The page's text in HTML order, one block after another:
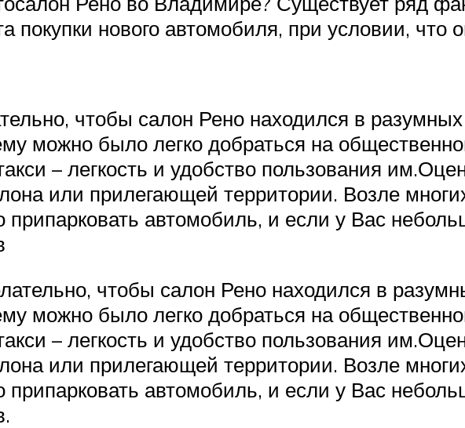
нового автомобиля, при условии, что
чтобы салон Рено находился в
можно было легко добраться на
– легкость и удобство пользования
или прилегающей территории. Возле
автомобиль, и если у Вас
чтобы салон Рено находился в
можно было легко добраться на
– легкость и удобство пользования
или прилегающей территории. Возле
автомобиль, и если у Вас